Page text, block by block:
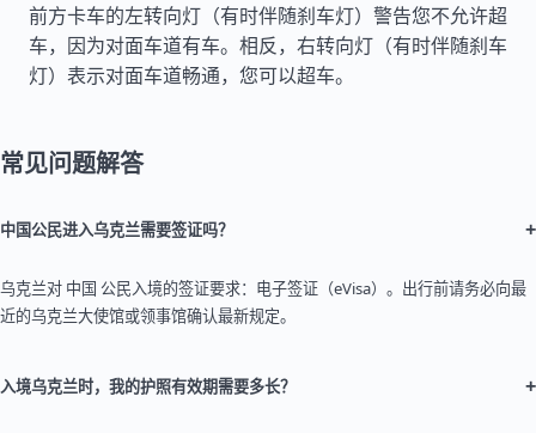
前方卡车的左转向灯（有时伴随刹车灯）警告您不允许超
车，因为对面车道有车。相反，右转向灯（有时伴随刹车
灯）表示对面车道畅通，您可以超车。
常见问题解答
中国公民进入乌克兰需要签证吗？ +
乌克兰对 中国 公民入境的签证要求：电子签证（eVisa）。出行前请务必向最
近的乌克兰大使馆或领事馆确认最新规定。
入境乌克兰时，我的护照有效期需要多长？ +